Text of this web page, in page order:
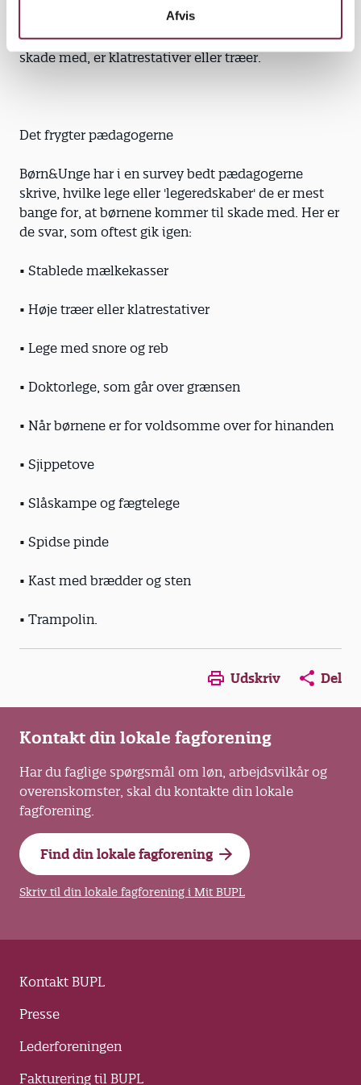
Afvis
De legeredskaber, som børnene oftest kommer til
skade med, er klatrestativer eller træer.
Det frygter pædagogerne
Børn&Unge har i en survey bedt pædagogerne
skrive, hvilke lege eller 'legeredskaber' de er mest
bange for, at børnene kommer til skade med. Her er
de svar, som oftest gik igen:
• Stablede mælkekasser
• Høje træer eller klatrestativer
• Lege med snore og reb
• Doktorlege, som går over grænsen
• Når børnene er for voldsomme over for hinanden
• Sjippetove
• Slåskampe og fægtelege
• Spidse pinde
• Kast med brædder og sten
• Trampolin.
Opens in a new window
Opens in a new
Opens in
Udskriv Del
Kontakt din lokale fagforening
Har du faglige spørgsmål om løn, arbejdsvilkår og
overenskomster, skal du kontakte din lokale
fagforening.
Find din lokale fagforening
Skriv til din lokale fagforening i Mit BUPL
Kontakt BUPL
Presse
Lederforeningen
Fakturering til BUPL